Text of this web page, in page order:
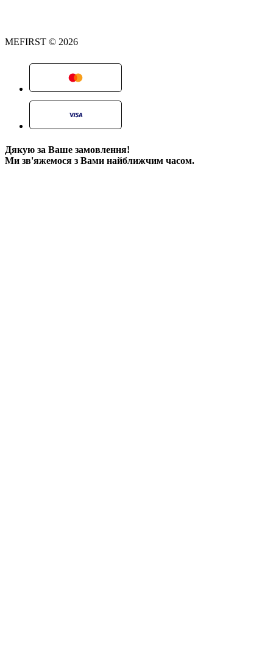
MEFIRST © 2026
Дякую за Ваше замовлення!
Ми зв'яжемося з Вами найближчим часом.